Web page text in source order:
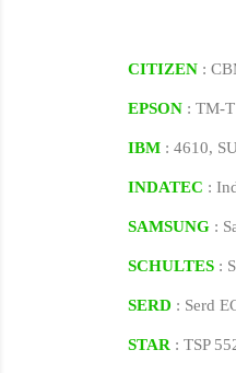
CITIZEN :
EPSON : TM-
IBM : 4610,
INDATEC :
SAMSUNG :
SCHULTES :
SERD : Serd
STAR : TSP